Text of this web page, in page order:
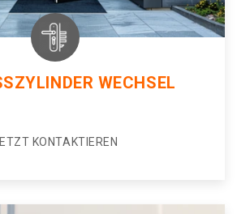
WECHSEL
KONTAKTIEREN